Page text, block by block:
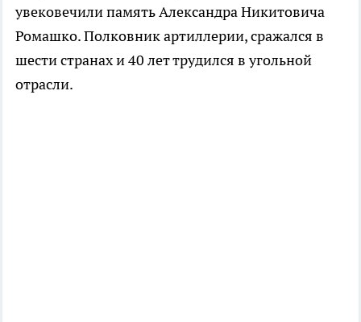
увековечили память Александра Никитовича
Ромашко. Полковник артиллерии, сражался в
шести странах и 40 лет трудился в угольной
отрасли.